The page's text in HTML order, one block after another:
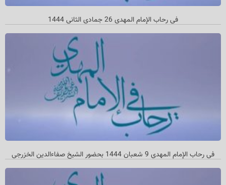
في رحاب الإمام المهدي 26 جمادي الثاني 1444
في رحاب الإمام المهدي 9 شعبان 1444 بحضور الشيخ صفاءالدين الخزرجي